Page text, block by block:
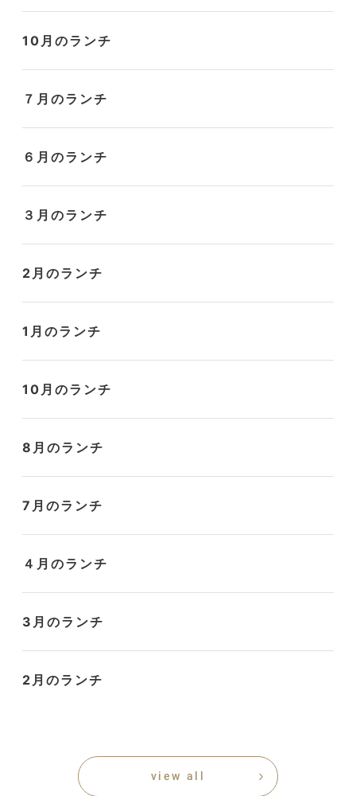
10月のランチ
７月のランチ
６月のランチ
３月のランチ
2月のランチ
1月のランチ
10月のランチ
8月のランチ
7月のランチ
４月のランチ
3月のランチ
2月のランチ
view all